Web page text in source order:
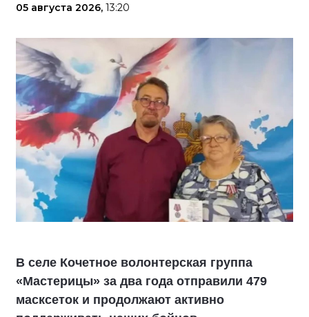
05 августа 2026, 13:20
В селе Кочетное волонтерская группа
«Мастерицы» за два года отправили 479
масксеток и продолжают активно